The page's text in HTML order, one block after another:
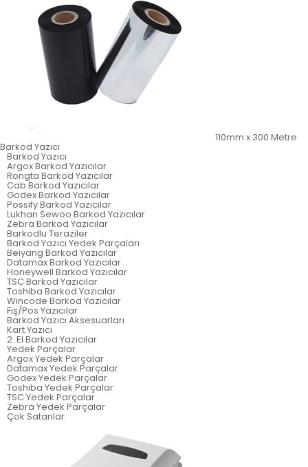
110mm x 300 Metre
Barkod Yazıcı
Barkod Yazıcı
Argox Barkod Yazıcılar
Rongta Barkod Yazıcılar
Cab Barkod Yazıcılar
Godex Barkod Yazıcılar
Possify Barkod Yazıcılar
Lukhan Sewoo Barkod Yazıcılar
Zebra Barkod Yazıcılar
Barkodlu Teraziler
Barkod Yazıcı Yedek Parçaları
Beiyang Barkod Yazıcılar
Datamax Barkod Yazıcılar
Honeywell Barkod Yazıcılar
TSC Barkod Yazıcılar
Toshiba Barkod Yazıcılar
Wincode Barkod Yazıcılar
Fiş/Pos Yazıcılar
Barkod Yazıcı Aksesuarları
Kart Yazıcı
2. El Barkod Yazıcılar
Yedek Parçalar
Argox Yedek Parçalar
Datamax Yedek Parçalar
Godex Yedek Parçalar
Toshiba Yedek Parçalar
TSC Yedek Parçalar
Zebra Yedek Parçalar
Çok Satanlar